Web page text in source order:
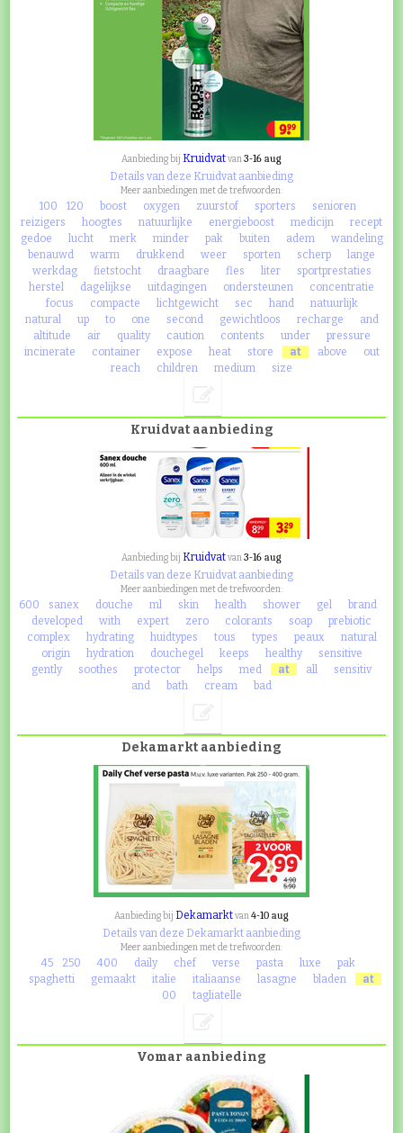
Aanbieding bij Kruidvatvan3-16 aug
Details van deze Kruidvat aanbieding
Meer aanbiedingen met de trefwoorden:
100 120 boost oxygen zuurstof sporters
senioren
reizigers
hoogtes natuurlijke energieboost medicijn
recept
gedoe
lucht merk minder pak buiten adem
wandeling
benauwd
warm drukkend weer sporten scherp
lange
werkdag
fietstocht draagbare fles liter
sportprestaties
herstel
dagelijkse uitdagingen ondersteunen
concentratie
focus
compacte lichtgewicht sec hand
natuurlijk
natural
up to one second gewichtloos recharge
and
altitude
air quality caution contents under
pressure
incinerate
container expose heat store at above
out
reach
children medium size
Kruidvat aanbieding
Aanbieding bij Kruidvatvan3-16 aug
Details van deze Kruidvat aanbieding
Meer aanbiedingen met de trefwoorden:
600 sanex douche ml skin health shower gel
brand
developed
with expert zero colorants soap
prebiotic
complex
hydrating huidtypes tous types peaux
natural
origin
hydration douchegel keeps healthy
sensitive
gently
soothes protector helps med at all
sensitiv
and
bath cream bad
Dekamarkt aanbieding
Aanbieding bij Dekamarktvan4-10 aug
Details van deze Dekamarkt aanbieding
Meer aanbiedingen met de trefwoorden:
45 250 400 daily chef verse pasta luxe
pak
spaghetti
gemaakt italie italiaanse lasagne bladen
at
00
tagliatelle
Vomar aanbieding